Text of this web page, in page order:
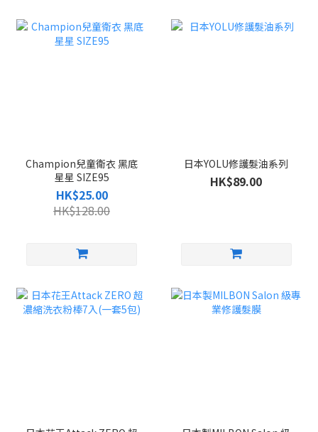
Champion兒童衛衣 黑底
星星 SIZE95
HK$25.00
HK$128.00
日本YOLU修護髮油系列
HK$89.00